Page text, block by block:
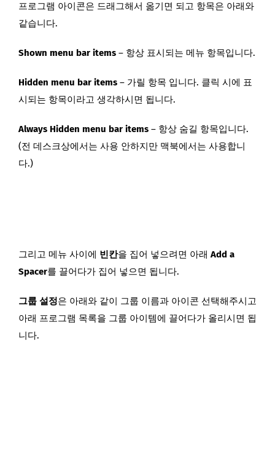
프로그램 아이콘은 드래그해서 옮기면 되고 항목은 아래와
같습니다.
Shown menu bar items – 항상 표시되는 메뉴 항목입니다.
Hidden menu bar items – 가릴 항목 입니다. 클릭 시에 표
시되는 항목이라고 생각하시면 됩니다.
Always Hidden menu bar items – 항상 숨길 항목입니다.
(전 데스크상에서는 사용 안하지만 맥북에서는 사용합니
다.)
그리고 메뉴 사이에 빈칸을 집어 넣으려면 아래 Add a
Spacer를 끌어다가 집어 넣으면 됩니다.
그룹 설정은 아래와 같이 그룹 이름과 아이콘 선택해주시고
아래 프로그램 목록을 그룹 아이템에 끌어다가 올리시면 됩
니다.